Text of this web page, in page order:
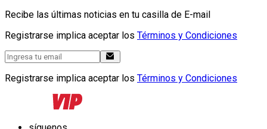
Recibe las últimas noticias en tu casilla de E-mail
Registrarse implica aceptar los Términos y Condiciones
Registrarse implica aceptar los Términos y Condiciones